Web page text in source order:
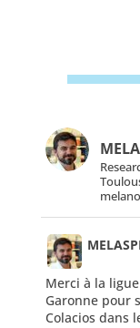
;
Merci à la
Garonne pour
Colacios dans